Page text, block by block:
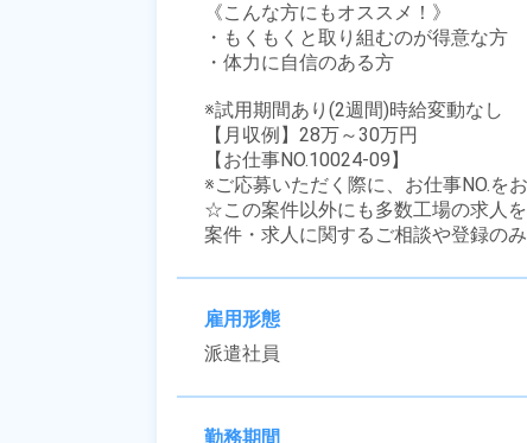
《こんな方にもオススメ！》
・もくもくと取り組むのが得意な方
・体力に自信のある方
※試用期間あり(2週間)時給変動なし
【月収例】28万～30万円
【お仕事NO.10024-09】
※ご応募いただく際に、お仕事NO.を
☆この案件以外にも多数工場の求人
案件・求人に関するご相談や登録の
雇用形態
派遣社員
勤務期間